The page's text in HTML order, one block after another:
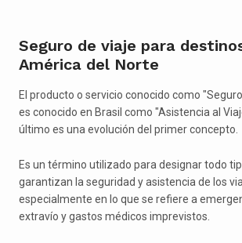
Seguro de viaje para
América del Norte
El producto o servicio conocido como
es conocido en Brasil como "Asistencia al
último es una evolución del primer concepto.
Es un término utilizado para designar todo
garantizan la seguridad y asistencia de los
especialmente en lo que se refiere a
extravío y gastos médicos imprevistos.